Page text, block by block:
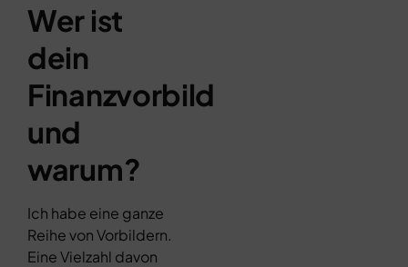
Wer ist
dein
Finanzvorbild
und
warum?
Ich habe eine ganze
Reihe von Vorbildern.
Eine Vielzahl davon